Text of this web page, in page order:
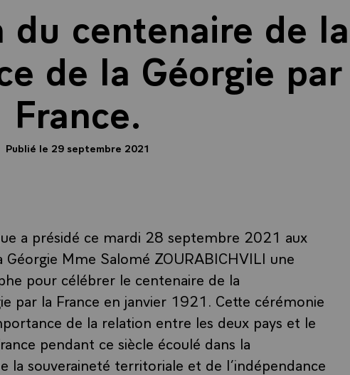
du centenaire de la
de la Géorgie
France.
Publié le 29 septembre 2021
a présidé ce mardi 28 septembre 2021 aux
Mme Salomé ZOURABICHVILI une
pour célébrer le centenaire de la
par la France en janvier 1921. Cette cérémonie
de la relation entre les deux pays et le
pendant ce siècle écoulé dans la
la souveraineté territoriale et de l’indépendance